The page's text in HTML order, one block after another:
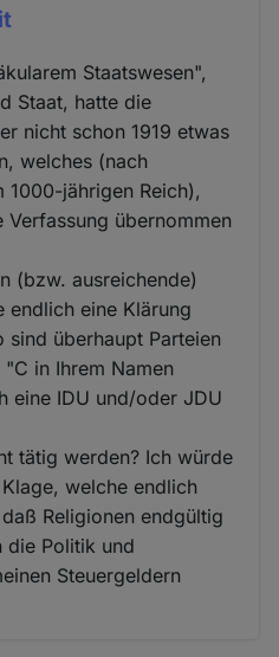
Staatswesen",
Staat, hatte die
nicht schon 1919 etwas
welches (nach
1000-jährigen Reich),
übernommen
(bzw. ausreichende)
endlich eine Klärung
sind überhaupt Parteien
in Ihrem Namen
eine IDU und/oder JDU
tätig werden? Ich würde
welche endlich
Religionen endgültig
die Politik und
Steuergeldern